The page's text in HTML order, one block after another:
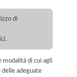
di
di cui agli
adeguate